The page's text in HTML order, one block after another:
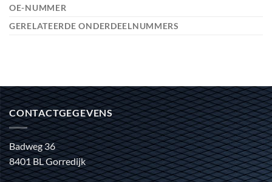
OE-NUMMER
GERELATEERDE ONDERDEELNUMMERS
CONTACTGEGEVENS
Badweg 36
8401 BL Gorredijk